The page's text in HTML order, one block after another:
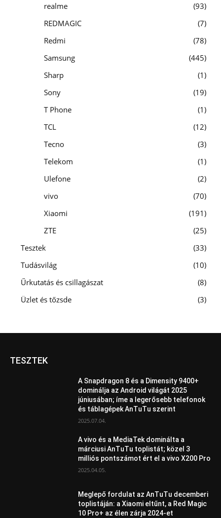
realme
93
REDMAGIC
7
Redmi
78
Samsung
445
Sharp
1
Sony
19
T Phone
1
TCL
12
Tecno
3
Telekom
1
Ulefone
2
vivo
70
Xiaomi
191
ZTE
25
Tesztek
33
Tudásvilág
10
Űrkutatás és csillagászat
8
Üzlet és tőzsde
3
TESZTEK
A Snapdragon 8 és a Dimensity 9400+
dominálja az Android világát 2025
júniusában; íme a legerősebb telefonok
és táblagépek AnTuTu szerint
2025.07.04.
A vivo és a MediaTek dominálta a
márciusi AnTuTu toplistát; közel 3
milliós pontszámot ért el a vivo X200 Pro
2025.04.05.
Meglepő fordulat az AnTuTu decemberi
toplistáján: a Xiaomi eltűnt, a Red Magic
10 Pro+ az élen zárja 2024-et